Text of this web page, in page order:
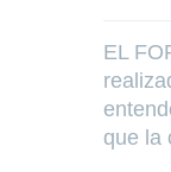
EL
que la